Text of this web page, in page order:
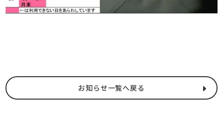
お知らせ一覧へ戻る